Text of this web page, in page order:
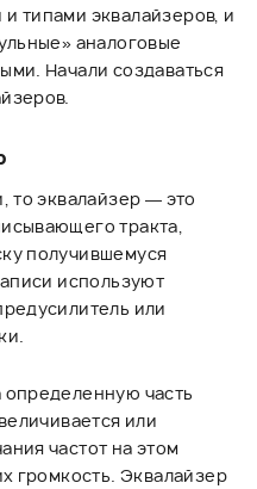
типами эквалайзеров, и
аналоговые
Начали создаваться
то эквалайзер — это
тракта,
получившемуся
используют
или
определенную часть
или
частот на этом
громкость. Эквалайзер